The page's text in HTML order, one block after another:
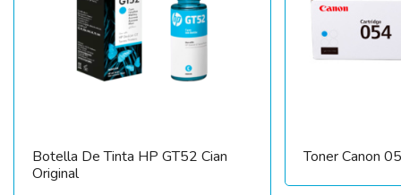
Botella De Tinta HP GT52 Cian
Original
Toner Canon